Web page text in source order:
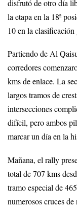
disfrutó de otro día
la etapa en la 18ª
10 en la clasificación
Partiendo de Al
corredores
kms de enlace. La
largos tramos de
intersecciones
difícil, pero ambos
marcar un día en la
Mañana, el rally
total de 707 kms
tramo especial de
numerosos cruces